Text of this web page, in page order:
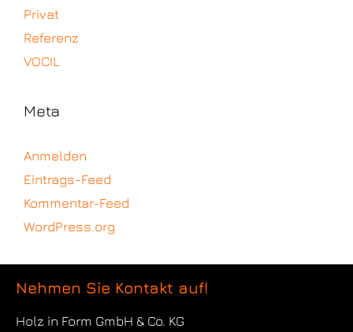
Privat
Referenz
VOCIL
Meta
Anmelden
Eintrags-Feed
Kommentar-Feed
WordPress.org
Nehmen Sie Kontakt auf!
Holz in Form GmbH & Co. KG